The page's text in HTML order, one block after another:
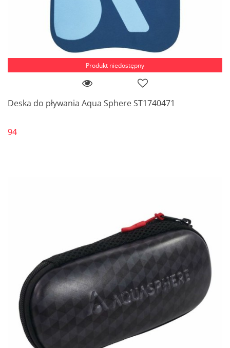
Produkt niedostępny
Deska do pływania Aqua Sphere ST1740471
94